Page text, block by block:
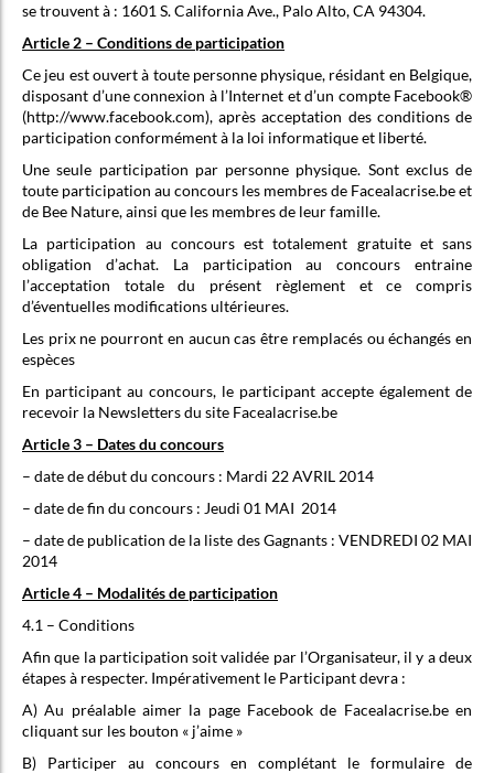
se trouvent à : 1601 S. California Ave., Palo Alto, CA 94304.
Article 2 – Conditions de participation
Ce jeu est ouvert à toute personne physique, résidant en Belgique,
disposant d’une connexion à l’Internet et d’un compte Facebook®
(http://www.facebook.com), après acceptation des conditions de
participation conformément à la loi informatique et liberté.
Une seule participation par personne physique. Sont exclus de
toute participation au concours les membres de Facealacrise.be et
de Bee Nature, ainsi que les membres de leur famille.
La participation au concours est totalement gratuite et sans
obligation d’achat. La participation au concours entraine
l’acceptation totale du présent règlement et ce compris
d’éventuelles modifications ultérieures.
Les prix ne pourront en aucun cas être remplacés ou échangés en
espèces
En participant au concours, le participant accepte également de
recevoir la Newsletters du site Facealacrise.be
Article 3 – Dates du concours
– date de début du concours : Mardi 22 AVRIL 2014
– date de fin du concours : Jeudi 01 MAI 2014
– date de publication de la liste des Gagnants : VENDREDI 02 MAI
2014
Article 4 – Modalités de participation
4.1 – Conditions
Afin que la participation soit validée par l’Organisateur, il y a deux
étapes à respecter. Impérativement le Participant devra :
A) Au préalable aimer la page Facebook de Facealacrise.be en
cliquant sur les bouton « j’aime »
B) Participer au concours en complétant le formulaire de